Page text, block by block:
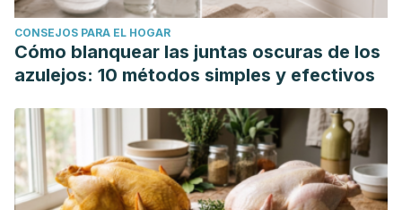
CONSEJOS PARA EL HOGAR
Cómo blanquear las juntas oscuras de los
azulejos: 10 métodos simples y efectivos